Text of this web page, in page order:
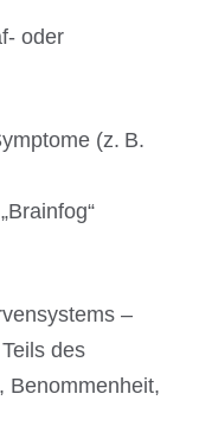
oder
(z. B.
–
des
Benommenheit,